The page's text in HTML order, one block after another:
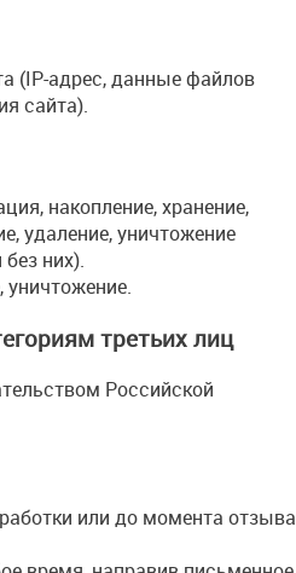
(IP-адрес, данные файлов
сайта).
накопление, хранение,
удаление, уничтожение
них).
уничтожение.
третьих лиц
Российской
или до момента отзыва